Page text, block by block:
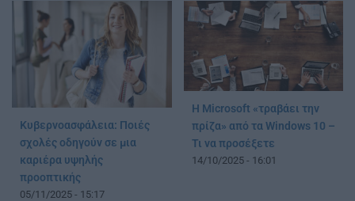
Κυβερνοασφάλεια: Ποιές
σχολές οδηγούν σε μια
καριέρα υψηλής
προοπτικής
05/11/2025 - 15:17
Η Microsoft «τραβάει την
πρίζα» από τα Windows 10 –
Τι να προσέξετε
14/10/2025 - 16:01